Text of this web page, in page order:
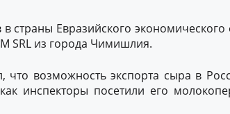
страны Евразийского
SRL из города Чимишлия.
что возможность экспорта сыра в
инспекторы посетили его